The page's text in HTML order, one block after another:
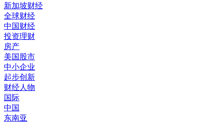
新加坡财经
全球财经
中国财经
投资理财
房产
美国股市
中小企业
起步创新
财经人物
国际
中国
东南亚